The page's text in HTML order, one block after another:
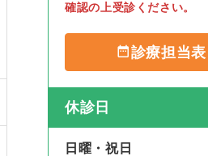
確認の上受診ください。
診療担当表
休診日
日曜・祝日